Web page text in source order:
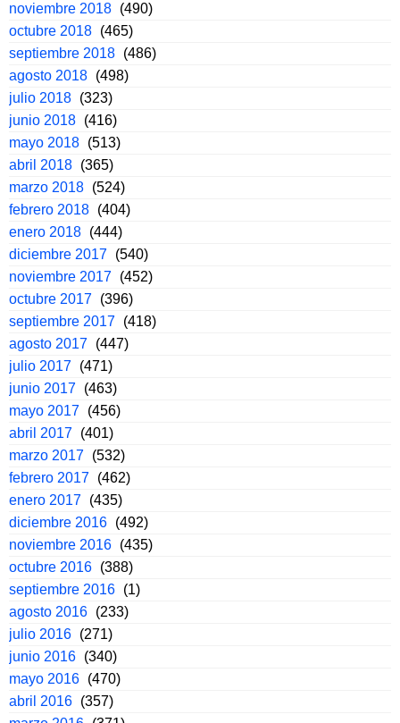
noviembre 2018 (490)
octubre 2018 (465)
septiembre 2018 (486)
agosto 2018 (498)
julio 2018 (323)
junio 2018 (416)
mayo 2018 (513)
abril 2018 (365)
marzo 2018 (524)
febrero 2018 (404)
enero 2018 (444)
diciembre 2017 (540)
noviembre 2017 (452)
octubre 2017 (396)
septiembre 2017 (418)
agosto 2017 (447)
julio 2017 (471)
junio 2017 (463)
mayo 2017 (456)
abril 2017 (401)
marzo 2017 (532)
febrero 2017 (462)
enero 2017 (435)
diciembre 2016 (492)
noviembre 2016 (435)
octubre 2016 (388)
septiembre 2016 (1)
agosto 2016 (233)
julio 2016 (271)
junio 2016 (340)
mayo 2016 (470)
abril 2016 (357)